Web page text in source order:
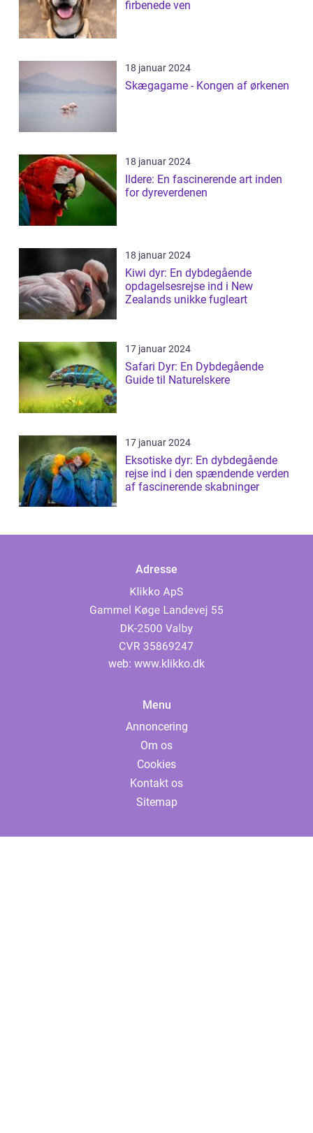
firbenede ven
18 januar 2024
Skægagame - Kongen af ørkenen
18 januar 2024
Ildere: En fascinerende art inden
for dyreverdenen
18 januar 2024
Kiwi dyr: En dybdegående
opdagelsesrejse ind i New
Zealands unikke fugleart
17 januar 2024
Safari Dyr: En Dybdegående
Guide til Naturelskere
17 januar 2024
Eksotiske dyr: En dybdegående
rejse ind i den spændende verden
af fascinerende skabninger
Adresse
web: www.klikko.dk
Menu
Annoncering
Om os
Cookies
Kontakt os
Sitemap